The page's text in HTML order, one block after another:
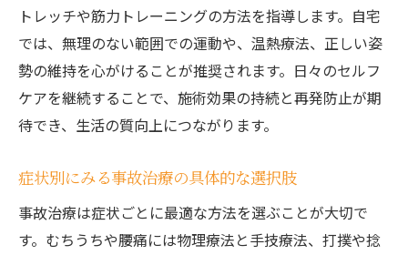
トレッチや筋力トレーニングの方法を指導します。自宅
では、無理のない範囲での運動や、温熱療法、正しい姿
勢の維持を心がけることが推奨されます。日々のセルフ
ケアを継続することで、施術効果の持続と再発防止が期
待でき、生活の質向上につながります。
症状別にみる事故治療の具体的な選択肢
事故治療は症状ごとに最適な方法を選ぶことが大切で
す。むちうちや腰痛には物理療法と手技療法、打撲や捻